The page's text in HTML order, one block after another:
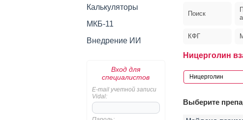
Калькуляторы
МКБ-11
Внедрение ИИ
Вход для
специалистов
E-mail учетной записи
Vidal:
Поиск
КФГ
Ницерголин
Выберите